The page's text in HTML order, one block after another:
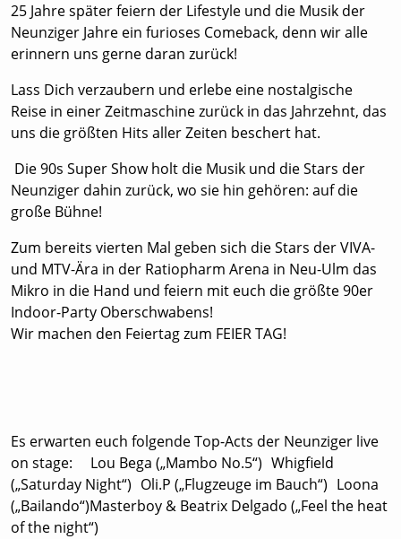
25 Jahre später feiern der Lifestyle und die Musik der
Neunziger Jahre ein furioses Comeback, denn wir alle
erinnern uns gerne daran zurück!
Lass Dich verzaubern und erlebe eine nostalgische
Reise in einer Zeitmaschine zurück in das Jahrzehnt, das
uns die größten Hits aller Zeiten beschert hat.
Die 90s Super Show holt die Musik und die Stars der
Neunziger dahin zurück, wo sie hin gehören: auf die
große Bühne!
Zum bereits vierten Mal geben sich die Stars der VIVA-
und MTV-Ära in der Ratiopharm Arena in Neu-Ulm das
Mikro in die Hand und feiern mit euch die größte 90er
Indoor-Party Oberschwabens!
Wir machen den Feiertag zum FEIER TAG!
Es erwarten euch folgende Top-Acts der Neunziger live
on stage: Lou Bega („Mambo No.5“) Whigfield
(„Saturday Night“) Oli.P („Flugzeuge im Bauch“) Loona
(„Bailando“)Masterboy & Beatrix Delgado („Feel the heat
of the night“)